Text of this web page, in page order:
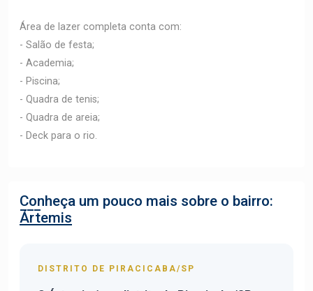
Área de lazer completa conta com:
- Salão de festa;
- Academia;
- Piscina;
- Quadra de tenis;
- Quadra de areia;
- Deck para o rio.
Conheça um pouco mais sobre o bairro:
Ártemis
DISTRITO DE PIRACICABA/SP